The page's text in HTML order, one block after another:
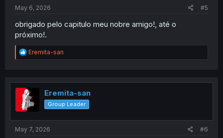
May 6, 2026 #5
obrigado pelo capitulo meu nobre amigo!, até o
próximo!.
R
e
t
i
o
n
Eremita-san
Eremita-san
Group Leader
May 7, 2026 #6